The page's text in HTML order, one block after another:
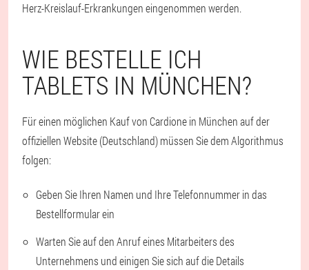
Herz-Kreislauf-Erkrankungen eingenommen werden.
WIE BESTELLE ICH
TABLETS IN MÜNCHEN?
Für einen möglichen Kauf von Cardione in München auf der
offiziellen Website (Deutschland) müssen Sie dem Algorithmus
folgen:
Geben Sie Ihren Namen und Ihre Telefonnummer in das
Bestellformular ein
Warten Sie auf den Anruf eines Mitarbeiters des
Unternehmens und einigen Sie sich auf die Details